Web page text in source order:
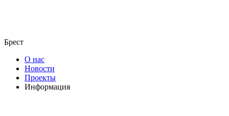
Брест
О нас
Новости
Проекты
Информация